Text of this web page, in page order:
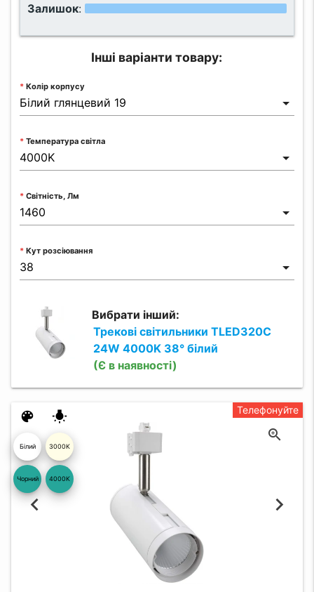
Залишок:
Інші варіанти товару:
Колір корпусу
Температура світла
Світність, Лм
Кут розсіювання
Вибрати інший:
Трекові світильники TLED320C
24W 4000K 38° білий
(Є в наявності)
color_lens
Білий
глянцеви
й 19
Чорний
04
wb_incandescent
3000K
4000K
Телефонуйте